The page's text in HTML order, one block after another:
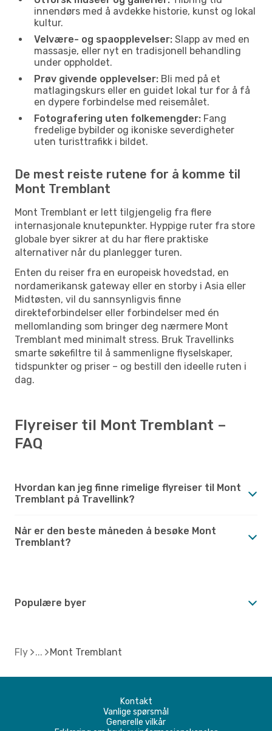
innendørs med å avdekke historie, kunst og lokal
kultur.
Velvære- og spaopplevelser: Slapp av med en
massasje, eller nyt en tradisjonell behandling
under oppholdet.
Prøv givende opplevelser: Bli med på et
matlagingskurs eller en guidet lokal tur for å få
en dypere forbindelse med reisemålet.
Fotografering uten folkemengder: Fang
fredelige bybilder og ikoniske severdigheter
uten turisttrafikk i bildet.
De mest reiste rutene for å komme til
Mont Tremblant
Mont Tremblant er lett tilgjengelig fra flere
internasjonale knutepunkter. Hyppige ruter fra store
globale byer sikrer at du har flere praktiske
alternativer når du planlegger turen.
Enten du reiser fra en europeisk hovedstad, en
nordamerikansk gateway eller en storby i Asia eller
Midtøsten, vil du sannsynligvis finne
direkteforbindelser eller forbindelser med én
mellomlanding som bringer deg nærmere Mont
Tremblant med minimalt stress. Bruk Travellinks
smarte søkefiltre til å sammenligne flyselskaper,
tidspunkter og priser – og bestill den ideelle ruten i
dag.
Flyreiser til Mont Tremblant –
FAQ
Hvordan kan jeg finne rimelige flyreiser til Mont
Tremblant på Travellink?
Når er den beste måneden å besøke Mont
Tremblant?
Populære byer
Fly Mont Tremblant
Kontakt
Vanlige spørsmål
Generelle vilkår